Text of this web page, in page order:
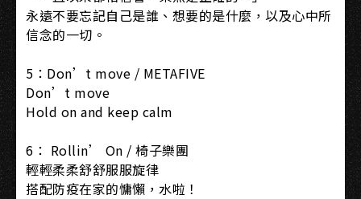
永遠不要忘記自己是誰、想要的是什麼，以及心中所
信念的一切。​
5：Don’t move / METAFIVE​
Don’t move​
Hold on and keep calm​
6： Rollin’ On / 椅子樂團​
輕輕柔柔舒舒服服旋律​
搭配防疫在家的慵懶，水啦！​